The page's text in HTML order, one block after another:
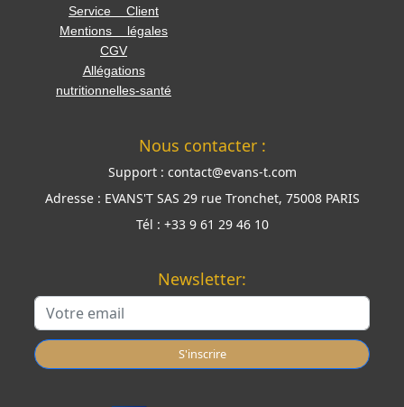
Service Client
Mentions légales
CGV
Allégations
nutritionnelles-santé
Nous contacter :
Support : contact@evans-t.com
Adresse : EVANS'T SAS 29 rue Tronchet, 75008 PARIS
Tél : +33 9 61 29 46 10
Newsletter:
S'inscrire